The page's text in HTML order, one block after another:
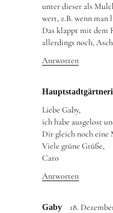
unter dieser als
wert, z.B. wenn
Das klappt mit dem
allerdings noch,
Antworten
Liebe Gaby,
ich habe ausgelost
Dir gleich noch
Viele grüne Grüße,
Caro
Antworten
Gaby
18.